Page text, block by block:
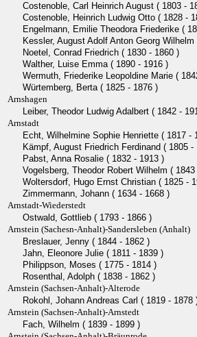
Costenoble, Carl Heinrich August ( 1803 -
Costenoble, Heinrich Ludwig Otto ( 1828 -
Engelmann, Emilie Theodora Friederike (
Kessler, August Adolf Anton Georg
Noetel, Conrad Friedrich ( 1830 - 1860 )
Walther, Luise Emma ( 1890 - 1916 )
Wermuth, Friederike Leopoldine Marie (
Würtemberg, Berta ( 1825 - 1876 )
Arnshagen
Leiber, Theodor Ludwig Adalbert ( 1842 -
Arnstadt
Echt, Wilhelmine Sophie Henriette ( 1817 -
Kämpf, August Friedrich Ferdinand ( 1805 -
Pabst, Anna Rosalie ( 1832 - 1913 )
Vogelsberg, Theodor Robert Wilhelm (
Woltersdorf, Hugo Ernst Christian ( 1825 -
Zimmermann, Johann ( 1634 - 1668 )
Arnstadt-Wiederstedt
Ostwald, Gottlieb ( 1793 - 1866 )
Arnstein (Sachesn-Anhalt)-Sandersleben (Anhalt)
Breslauer, Jenny ( 1844 - 1862 )
Jahn, Eleonore Julie ( 1811 - 1839 )
Philippson, Moses ( 1775 - 1814 )
Rosenthal, Adolph ( 1838 - 1862 )
Arnstein (Sachsen-Anhalt)-Alterode
Rokohl, Johann Andreas Carl ( 1819 - 1878
Arnstein (Sachsen-Anhalt)-Arnstedt
Fach, Wilhelm ( 1839 - 1899 )